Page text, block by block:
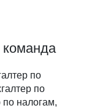
по
по
по налогам,